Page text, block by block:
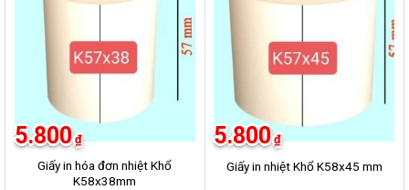
Giấy in hóa đơn nhiệt Khổ
K58x38mm
5.800 ₫
Giấy in nhiệt Khổ K58x45 mm
5.800 ₫